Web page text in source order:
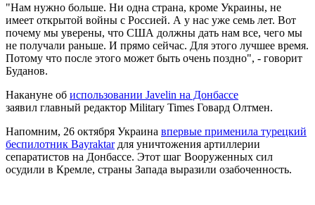
"Нам нужно больше. Ни одна страна, кроме Украины, не
имеет открытой войны с Россией. А у нас уже семь лет. Вот
почему мы уверены, что США должны дать нам все, чего мы
не получали раньше. И прямо сейчас. Для этого лучшее время.
Потому что после этого может быть очень поздно", - говорит
Буданов.
Накануне об использовании Javelin на Донбассе
заявил главный редактор Military Times Говард Олтмен.
Напомним, 26 октября Украина впервые применила турецкий
беспилотник Bayraktarдля уничтожения артиллерии
сепаратистов на Донбассе. Этот шаг Вооруженных сил
осудили в Кремле, страны Запада выразили озабоченность.